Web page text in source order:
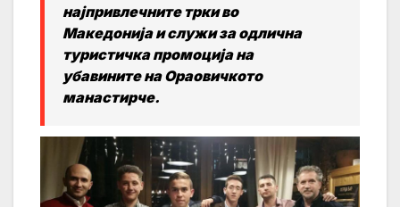
најпривлечните трки во
Македонија и служи за одлична
туристичка промоција на
убавините на Ораовичкото
манастирче.